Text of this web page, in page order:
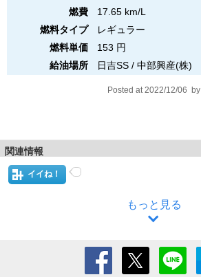
燃費
17.65 km/L
燃料タイプ
レギュラー
燃料単価
153 円
給油場所
日吉SS / 中部興産(株)
Posted at 2022/12/06 by
関連情報
イイね！
もっと見る